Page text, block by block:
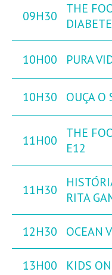
09H30
THE
10H00 PURA
10H30 OUÇA O
11H00
THE
E12
11H30
RITA
12H30 OCEAN
13H00 KIDS